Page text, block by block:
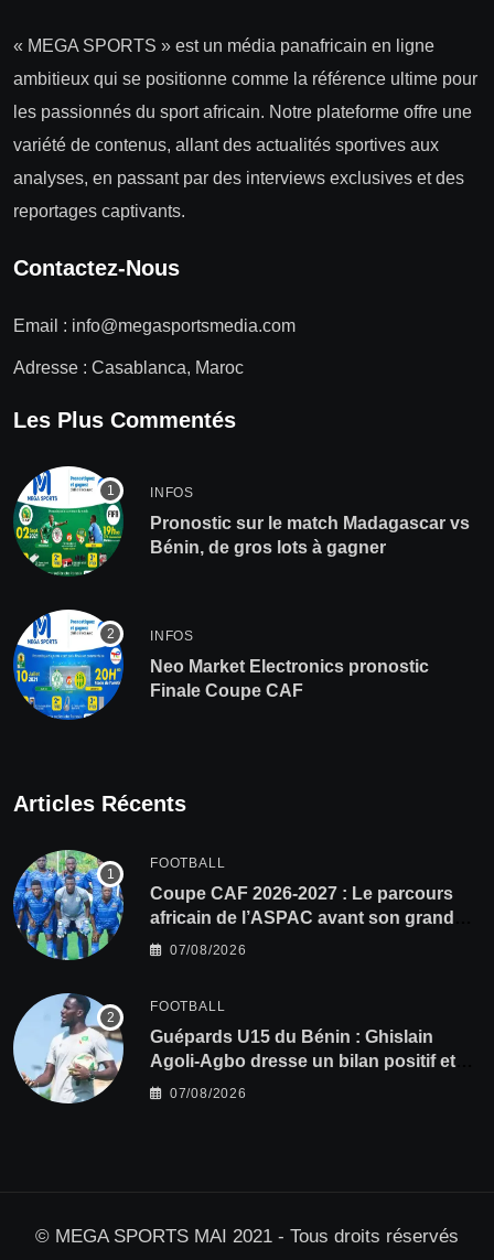
« MEGA SPORTS » est un média panafricain en ligne
ambitieux qui se positionne comme la référence ultime pour
les passionnés du sport africain. Notre plateforme offre une
variété de contenus, allant des actualités sportives aux
analyses, en passant par des interviews exclusives et des
reportages captivants.
Contactez-Nous
Email : info@megasportsmedia.com
Adresse : Casablanca, Maroc
Les Plus Commentés
INFOS
Pronostic sur le match Madagascar vs
Bénin, de gros lots à gagner
INFOS
Neo Market Electronics pronostic
Finale Coupe CAF
Articles Récents
FOOTBALL
Coupe CAF 2026-2027 : Le parcours
africain de l’ASPAC avant son grand
retour
07/08/2026
FOOTBALL
Guépards U15 du Bénin : Ghislain
Agoli-Agbo dresse un bilan positif et
mise sur la relève
07/08/2026
© MEGA SPORTS MAI 2021 - Tous droits réservés